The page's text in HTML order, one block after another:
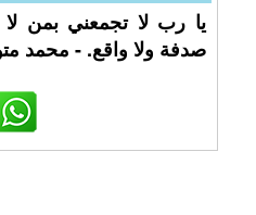
يا رب لا تجمعني بمن لا
صدفة ولا واقع. - محمد